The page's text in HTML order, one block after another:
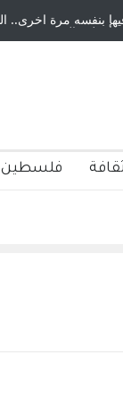
مرة اخرى.. الشيخ
الجنسية عن يد وهم
صاغرون،
فلسطين